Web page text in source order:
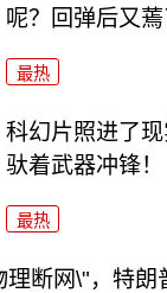
呢？回弹后又蔫
最热
科幻片照进了
驮着武器冲锋！
最热
断网\"，特朗